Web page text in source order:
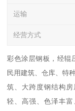
运输
经营方式
彩色涂层钢板，经辊
民用建筑、仓库、特
筑、大跨度钢结构
轻、高强、色泽丰